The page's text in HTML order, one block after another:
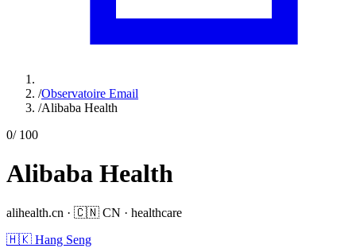
/Observatoire Email
/Alibaba Health
0/ 100
Alibaba Health
alihealth.cn · 🇨🇳 CN · healthcare
🇭🇰 Hang Seng